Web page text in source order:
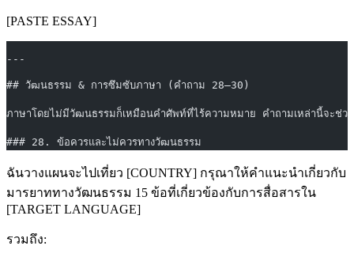
[PASTE ESSAY]
---
## วัฒนธรรม & การซึมซับภาษา (คำถาม 28–30)
ภาษาโดยไม่มีวัฒนธรรมก็เหมือนคำศัพท์ที่ไร้ความหมาย คำถามเหล่านี้จะช่วย
### 28. ข้อควรและไม่ควรทางวัฒนธรรม
ฉันวางแผนจะไปเที่ยว [COUNTRY] กรุณาให้คำแนะนำเกี่ยวกับ
มารยาททางวัฒนธรรม 15 ข้อที่เกี่ยวข้องกับการสื่อสารใน
[TARGET LANGUAGE]
รวมถึง: